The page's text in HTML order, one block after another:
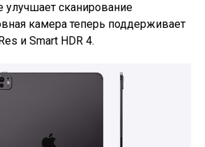
улучшает сканирование
камера теперь поддерживает
и Smart HDR 4.